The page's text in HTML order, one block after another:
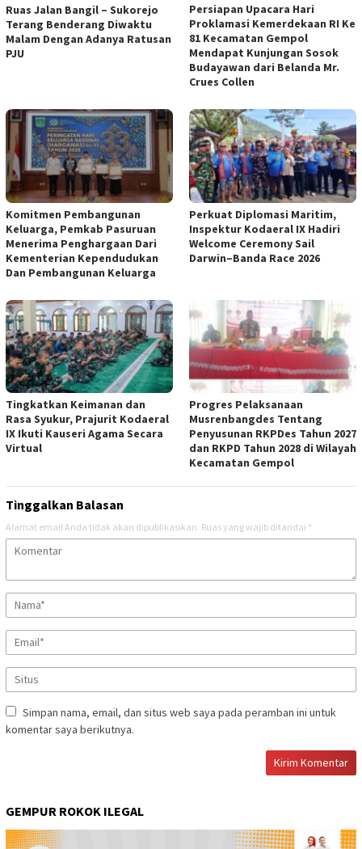
Ruas Jalan Bangil – Sukorejo
Terang Benderang Diwaktu
Malam Dengan Adanya Ratusan
PJU
Persiapan Upacara Hari
Proklamasi Kemerdekaan RI Ke
81 Kecamatan Gempol
Mendapat Kunjungan Sosok
Budayawan dari Belanda Mr.
Crues Collen
Komitmen Pembangunan
Keluarga, Pemkab Pasuruan
Menerima Penghargaan Dari
Kementerian Kependudukan
Dan Pembangunan Keluarga
Perkuat Diplomasi Maritim,
Inspektur Kodaeral IX Hadiri
Welcome Ceremony Sail
Darwin–Banda Race 2026
Tingkatkan Keimanan dan
Rasa Syukur, Prajurit Kodaeral
IX Ikuti Kauseri Agama Secara
Virtual
Progres Pelaksanaan
Musrenbangdes Tentang
Penyusunan RKPDes Tahun 2027
dan RKPD Tahun 2028 di Wilayah
Kecamatan Gempol
Tinggalkan Balasan
Alamat email Anda tidak akan dipublikasikan. Ruas yang wajib ditandai *
Simpan nama, email, dan situs web saya pada peramban ini untuk
komentar saya berikutnya.
GEMPUR ROKOK ILEGAL